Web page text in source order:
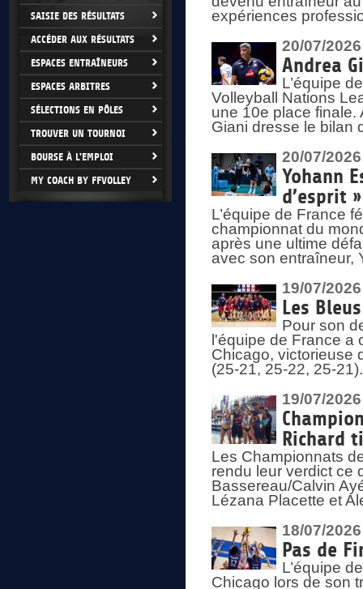
SAISIE DES RÉSULTATS
ACCÉDER AUX RÉSULTATS
ESPACES ENTRAÎNEURS
ESPACES ARBITRES
SÉLECTIONS EN PÔLES
TROUVER UN TOURNOI
BOURSE À L'EMPLOI
MY COACH BY FFVOLLEY
expériences
20/07/2026
Andrea
L’équipe
Volleyball Nations
une 10e place finale.
Giani dresse le bilan
20/07/2026
Yohann
d’esprit »
L’équipe de France
championnat du
après une ultime
avec son entraîneur,
19/07/2026
Les
Pour son
l'équipe de France a
Chicago, victorieuse
(25-21, 25-22, 25-
19/07/2026
Richard
Les Championnats
rendu leur verdict ce
Bassereau/Calvin
Lézana Placette et
18/07/2026
Pas de
L’équipe
Chicago lors de son